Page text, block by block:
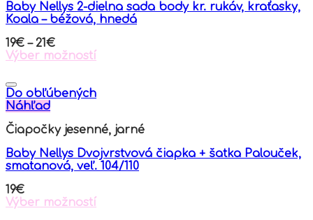
may
be
chosen
on
the
page
Baby Nellys 2-dielna sada body kr. rukáv, kraťasky,
Koala – béžová, hnedá
19€ –21€
Výber možností
product
has
multiple
The
may
be
chosen
on
the
Do obľúbených
Náhľad
Čiapočky jesenné, jarné
Baby Nellys Dvojvrstvová čiapka + šatka Palouček,
smatanová, veľ. 104/110
19€
Výber možností